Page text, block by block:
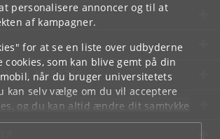
personalisere annoncer og til at
af kampagner.
for at se en liste over udbyderne
cookies, som kan blive gemt på din
når du bruger universitetets
kan selv vælge om du vil acceptere
og du kan altid ændre dit samtykke
privatlivspolitiksom du finder i
OG ANSATTE